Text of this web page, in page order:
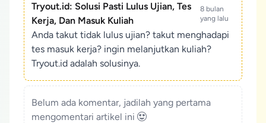
Tryout.id: Solusi Pasti Lulus Ujian, Tes
Kerja, Dan Masuk Kuliah
8 bulan
yang lalu
Anda takut tidak lulus ujian? takut menghadapi
tes masuk kerja? ingin melanjutkan kuliah?
Tryout.id adalah solusinya.
Belum ada komentar, jadilah yang pertama
mengomentari artikel ini